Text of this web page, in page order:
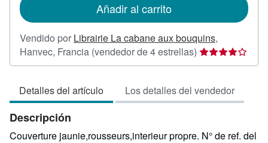
envío
Añadir al carrito
Vendido por Librairie La cabane aux bouquins,
Hanvec, Francia (vendedor de 4 estrellas) Calificación
del
4
de
estrellas
Detalles del artículo Los detalles del vendedor
Descripción
Couverture jaunie,rousseurs,interieur propre. N° de ref. del